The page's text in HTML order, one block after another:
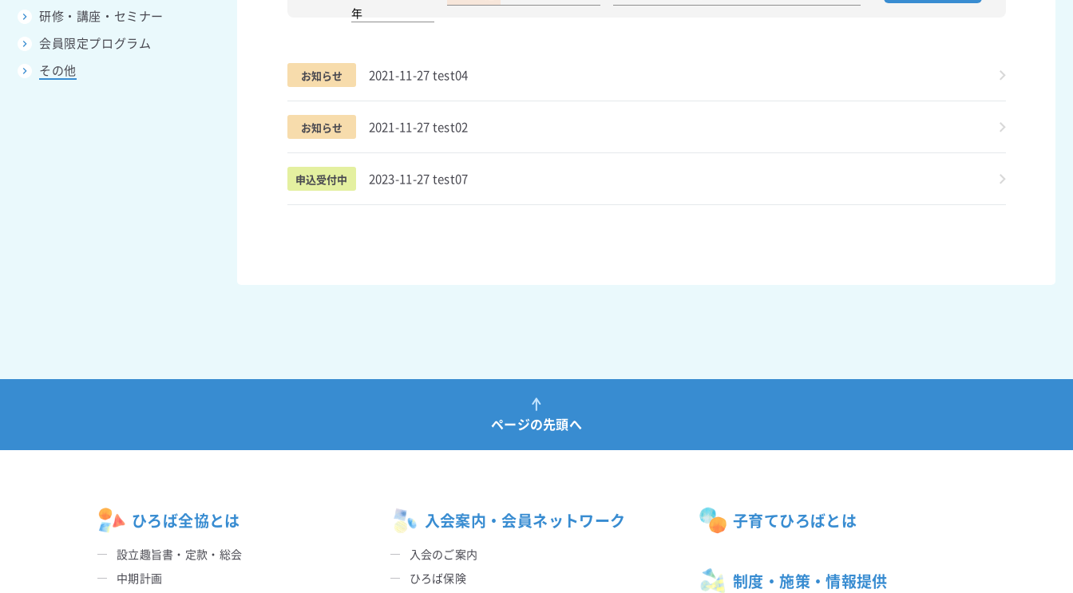
年
お知らせ 2021-11-27 test04
お知らせ 2021-11-27 test02
申込受付中 2023-11-27 test07
研修・講座・セミナー
会員限定プログラム
その他
ページの先頭へ
ひろば全協とは
設立趣旨書・定款・総会
中期計画
入会案内・会員ネットワーク
入会のご案内
ひろば保険
子育てひろばとは
制度・施策・情報提供